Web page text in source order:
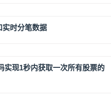
时分笔数据
实现1秒内获取一次所有股票的